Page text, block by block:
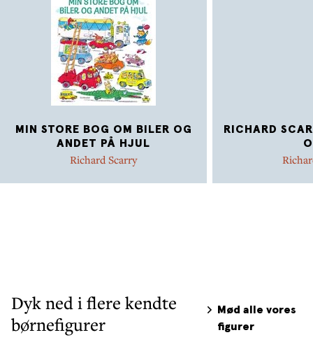
MIN STORE BOG OM BILER OG
ANDET PÅ HJUL
Richard Scarry
RICHARD
Dyk ned i flere kendte
børnefigurer
Mød alle vores
figurer